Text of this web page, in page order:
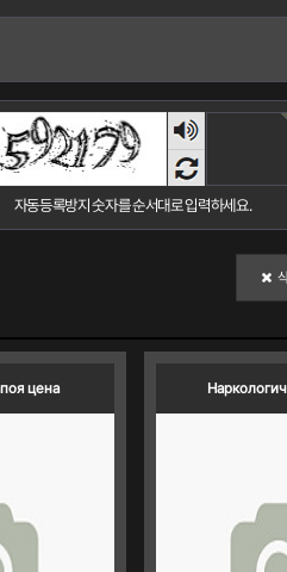
숫자
음성
듣기
자동등록방지 숫자를 순서대로 입력하세요.
цена